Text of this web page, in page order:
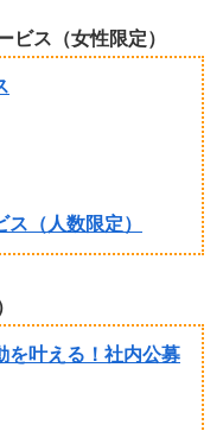
ビス（女性限定）
（人数限定）
を叶える！社内公募